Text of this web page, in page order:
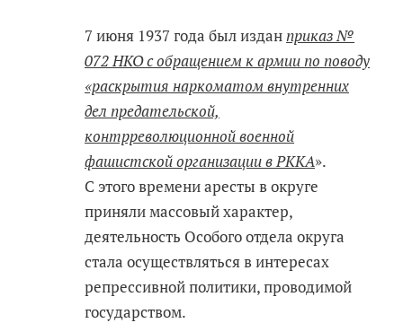
7 июня 1937 года был издан приказ №
072 НКО с обращением к армии по поводу
«раскрытия наркоматом внутренних
дел предательской,
контрреволюционной военной
фашистской организации в РККА».
С этого времени аресты в округе
приняли массовый характер,
деятельность Особого отдела округа
стала осуществляться в интересах
репрессивной политики, проводимой
государством.